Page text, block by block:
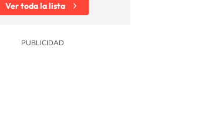
Ver toda la lista